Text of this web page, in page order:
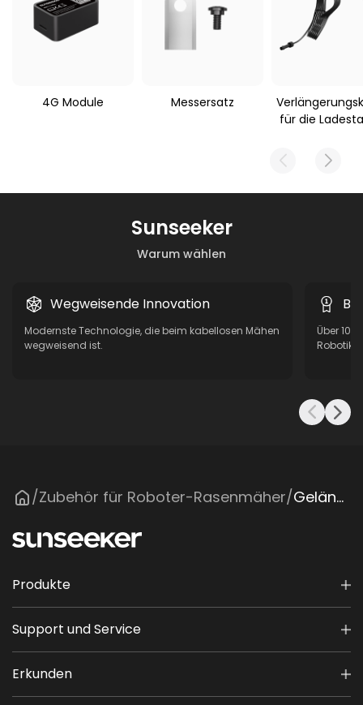
4G Module Messersatz
für die
Warum wählen
Sunseeker
Wegweisende Innovation
Modernste Technologie, die beim kabellosen Mähen
wegweisend ist.
Über 10
Robotik,
/Zubehör für Roboter-Rasenmäher/ Geländegängige Räder
Produkte
Support und Service
Erkunden